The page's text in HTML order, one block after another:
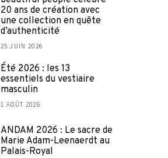
20 ans de création avec
une collection en quête
d’authenticité
25 JUIN 2026
Été 2026 : les 13
essentiels du vestiaire
masculin
1 AOÛT 2026
ANDAM 2026 : Le sacre de
Marie Adam-Leenaerdt au
Palais-Royal